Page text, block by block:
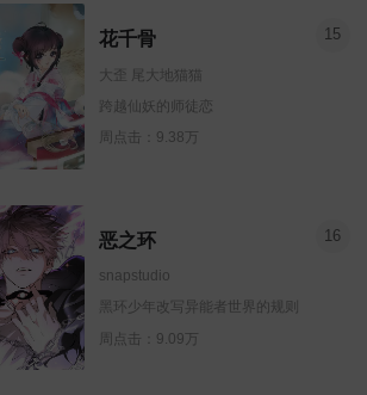
花千骨
大歪 尾大地猫猫
跨越仙妖的师徒恋
周点击：9.38万
15
恶之环
snapstudio
黑环少年改写异能者世界的规则
周点击：9.09万
16